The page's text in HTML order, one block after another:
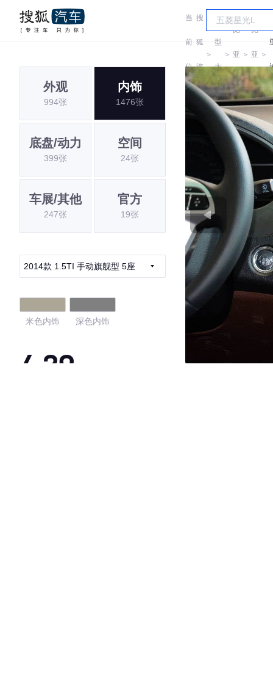
当
前
位
置:
搜
狐
汽
车
＞
车
型
大
全
＞
比
亚
迪
＞
比
亚
迪
＞
外观
994张
内饰
1476张
底盘/动力
399张
空间
24张
车展/其他
247张
官方
19张
2014款 1.5TI 手动旗舰型 5座
米色内饰 深色内饰
4.39